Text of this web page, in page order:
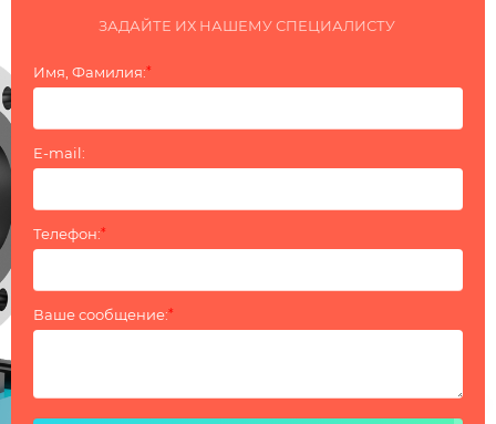
ЗАДАЙТЕ ИХ НАШЕМУ СПЕЦИАЛИСТУ
Имя, Фамилия:*
E-mail:
Телефон:*
Ваше сообщение:*